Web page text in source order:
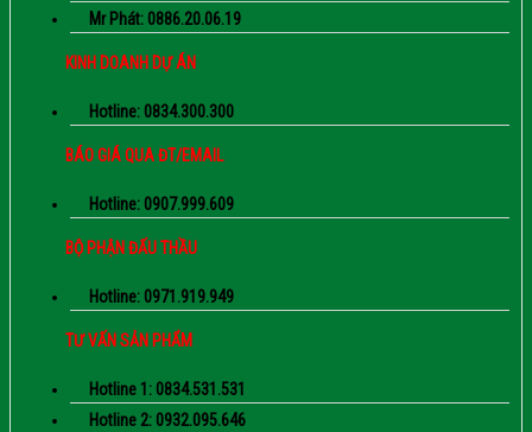
Mr Phát: 0886.20.06.19
KINH DOANH DỰ ÁN
Hotline: 0834.300.300
BÁO GIÁ QUA ĐT/EMAIL
Hotline: 0907.999.609
BỘ PHẬN ĐẤU THẦU
Hotline: 0971.919.949
TƯ VẤN SẢN PHẨM
Hotline 1: 0834.531.531
Hotline 2: 0932.095.646